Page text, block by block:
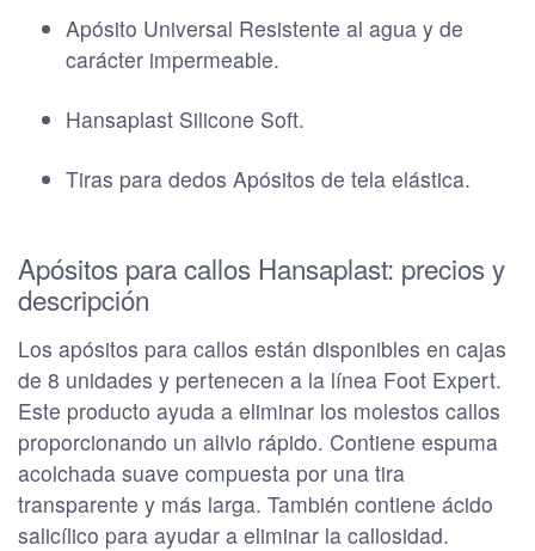
Apósito Universal Resistente al agua y de
carácter impermeable.
Hansaplast Silicone Soft.
Tiras para dedos Apósitos de tela elástica.
Apósitos para callos Hansaplast: precios y
descripción
Los apósitos para callos están disponibles en cajas
de 8 unidades y pertenecen a la línea Foot Expert.
Este producto ayuda a eliminar los molestos callos
proporcionando un alivio rápido. Contiene espuma
acolchada suave compuesta por una tira
transparente y más larga. También contiene ácido
salicílico para ayudar a eliminar la callosidad.